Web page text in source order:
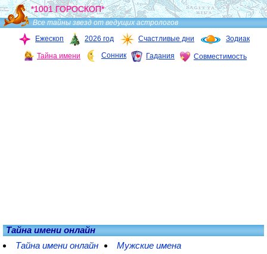
*1001 ГОРОСКОП*
Все тайны звезд от ведущих астрологов
Ежескоп
2026 год Счастливые дни Зодиак
Тайна имени Сонник Гадания Совместимость
Тайна имени онлайн
Тайна имени онлайн
Мужские имена